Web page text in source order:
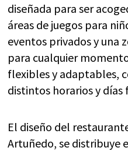
diseñada para ser
áreas de juegos para
eventos privados y una
para cualquier
flexibles y adaptables,
distintos horarios y días
El diseño del
Artuñedo, se distribuye